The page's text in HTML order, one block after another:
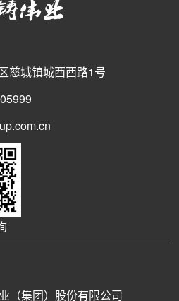
慈城镇城西西路1号
（集团）股份有限公司